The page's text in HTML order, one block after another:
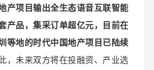
产项目输出全生态语音互联智能
产品，集采订单超亿元，目前在
等地的时代中国地产项目已陆续
，未来双方将在投融资、产业选